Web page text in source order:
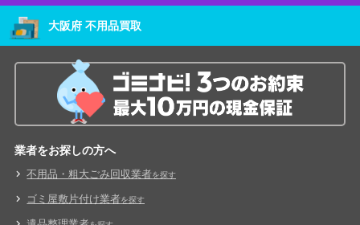
大阪府 不用品買取
業者をお探しの方へ
不用品・粗大ごみ回収業者を探す
ゴミ屋敷片付け業者を探す